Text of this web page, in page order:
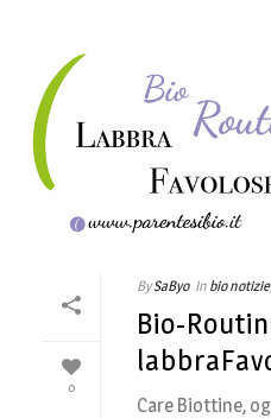
0
By SaByo In bio notizie,
Bio-
Care Biottine,